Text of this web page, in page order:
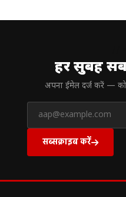
हर सुबह
अपना ईमेल दर्ज करें —
सब्सक्राइब करें